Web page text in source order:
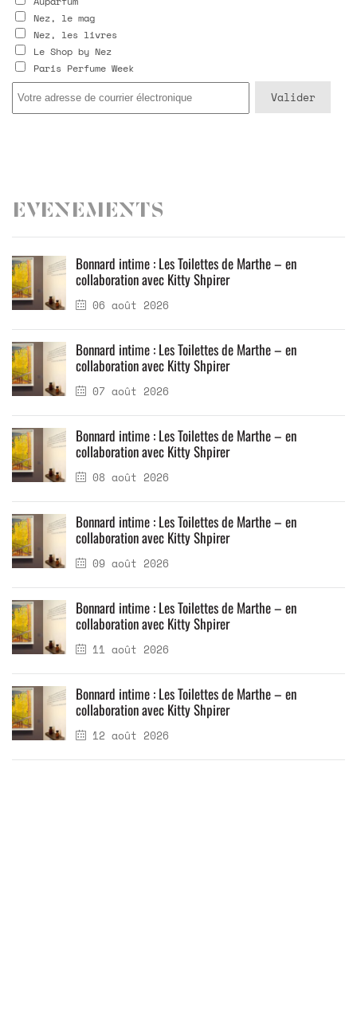
Nez, le mag
Nez, les livres
Le Shop by Nez
Paris Perfume Week
Evenements
06 août 2026
Bonnard intime : Les Toilettes de Marthe – en
collaboration avec Kitty Shpirer
07 août 2026
Bonnard intime : Les Toilettes de Marthe – en
collaboration avec Kitty Shpirer
08 août 2026
Bonnard intime : Les Toilettes de Marthe – en
collaboration avec Kitty Shpirer
09 août 2026
Bonnard intime : Les Toilettes de Marthe – en
collaboration avec Kitty Shpirer
11 août 2026
Bonnard intime : Les Toilettes de Marthe – en
collaboration avec Kitty Shpirer
12 août 2026
Bonnard intime : Les Toilettes de Marthe – en
collaboration avec Kitty Shpirer